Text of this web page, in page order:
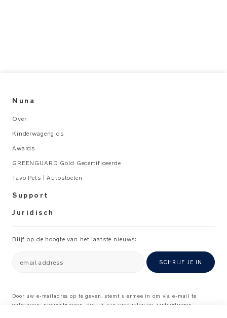
Nuna
Over
Kinderwagengids
Awards
GREENGUARD Gold Gecertificeerde
Tavo Pets | Autostoelen
Support
Juridisch
Blijf op de hoogte van het laatste nieuws:
email address SCHRIJF JE IN
Door uw e-mailadres op te geven, stemt u ermee in om via e-mail te
ontvangen: nieuwsbrieven, details van producten en aanbiedingen